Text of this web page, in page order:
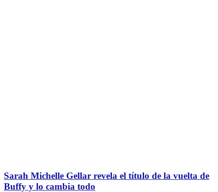
Sarah Michelle Gellar revela el título de la vuelta de
Buffy y lo cambia todo